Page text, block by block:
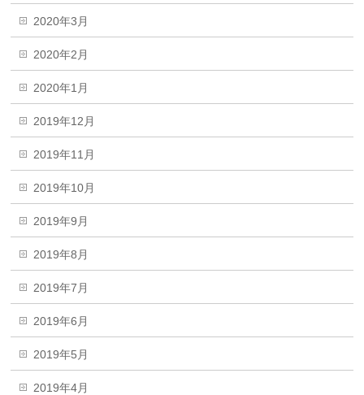
2020年3月
2020年2月
2020年1月
2019年12月
2019年11月
2019年10月
2019年9月
2019年8月
2019年7月
2019年6月
2019年5月
2019年4月